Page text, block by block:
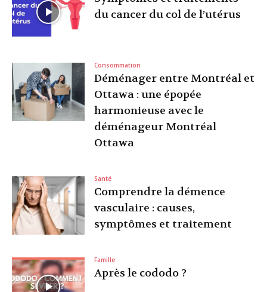
du cancer du col de l’utérus
Consommation
Déménager entre Montréal et
Ottawa : une épopée
harmonieuse avec le
déménageur Montréal
Ottawa
Santé
Comprendre la démence
vasculaire : causes,
symptômes et traitement
Famille
Après le cododo ?